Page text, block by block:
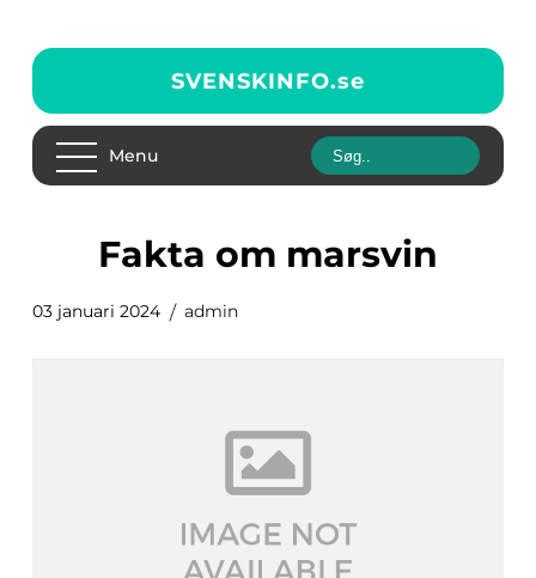
SVENSKINFO.se
Menu
fakta om marsvin
03 januari 2024 admin